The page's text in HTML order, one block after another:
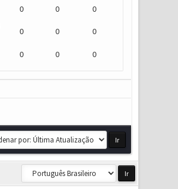
0 0
0
0 0 0
0 0 0